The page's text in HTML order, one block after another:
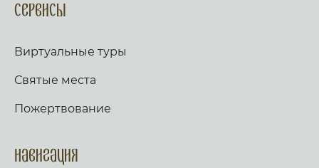
Сервисы
Виртуальные туры
Святые места
Пожертвование
Навигация